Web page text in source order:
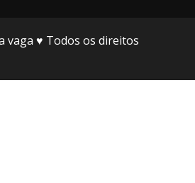
vaga ♥️ Todos os direitos